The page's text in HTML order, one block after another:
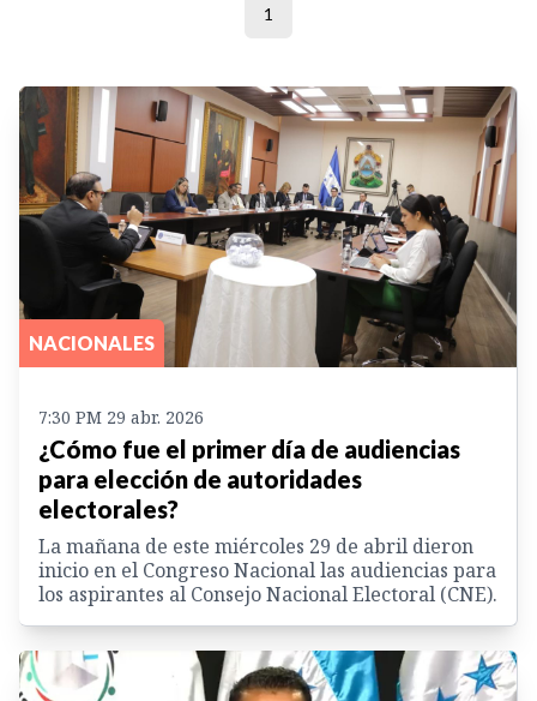
1
NACIONALES
7:30 PM 29 abr. 2026
¿Cómo fue el primer día de audiencias
para elección de autoridades
electorales?
La mañana de este miércoles 29 de abril dieron
inicio en el Congreso Nacional las audiencias para
los aspirantes al Consejo Nacional Electoral (CNE).